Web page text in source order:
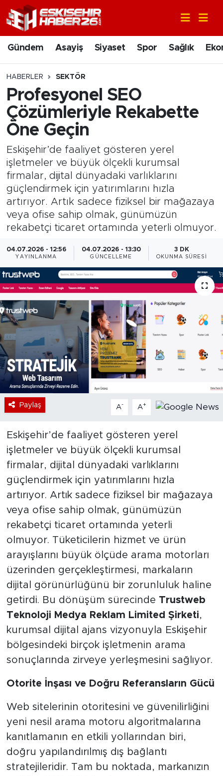
Gündem Asayiş Siyaset Spor Sağlık
HABERLER SEKTÖR
Profesyonel SEO
Çözümleriyle Rekabette
Öne Geçin
Eskişehir’de faaliyet gösteren yerel
işletmeler ve büyük ölçekli kurumsal
firmalar, dijital dünyadaki varlıklarını
güçlendirmek için yatırımlarını hızla
artırıyor. Artık sadece fiziksel bir mağazaya
veya ofise sahip olmak, günümüzün
rekabetçi ticaret ortamında yeterli olmuyor.
04.07.2026 - 12:56
YAYINLANMA
04.07.2026 - 13:30
GÜNCELLEME
3 DK
OKUNMA SÜRESI
Paylaş A- A+
Eskişehir’de faaliyet gösteren yerel
işletmeler ve büyük ölçekli kurumsal
firmalar, dijital dünyadaki varlıklarını
güçlendirmek için yatırımlarını hızla
artırıyor. Artık sadece fiziksel bir mağazaya
veya ofise sahip olmak, günümüzün
rekabetçi ticaret ortamında yeterli
olmuyor. Tüketicilerin hizmet ve ürün
arayışlarını büyük ölçüde arama motorları
üzerinden gerçekleştirmesi, markaların
dijital görünürlüğünü bir zorunluluk haline
getirdi. Bu dönüşüm sürecinde Trustweb
Teknoloji Medya Reklam Limited Şirketi,
kurumsal dijital ajans vizyonuyla Eskişehir
bölgesindeki birçok işletmenin arama
sonuçlarında zirveye yerleşmesini sağlıyor.
Otorite İnşası ve Doğru Referansların Gücü
Web sitelerinin otoritesini ve güvenilirliğini
yeni nesil arama motoru algoritmalarına
kanıtlamanın en etkili yollarından biri,
doğru yapılandırılmış dış bağlantı
stratejileridir. Tam bu noktada, markanızın
Gündem
Asayiş
Siyaset
Spor
Ekonomi
Eğitim
Sanat
Teknoloji
Magazin
Dünya
Sektör
Nöbetçi Eczaneler
Hava Durumu
Trafik Durumu
Süper Lig Puan Durumu ve Fikstür
Tüm Manşetler
Son Dakika Haberleri
Haber Arşivi